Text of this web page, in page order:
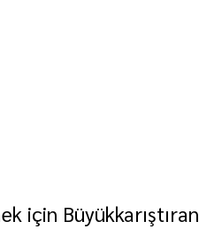
için Büyükkarıştıran